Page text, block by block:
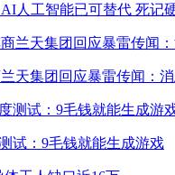
人工智能已可替代 死记
天集团回应暴雷传闻：
试：9毛钱就能生成游戏